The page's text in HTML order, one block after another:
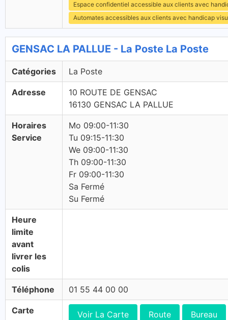
Espace confidentiel accessible aux clients avec
Automates accessibles aux clients avec handicap
GENSAC LA PALLUE - La Poste La Poste
Catégories La Poste
Adresse
10 ROUTE DE GENSAC
16130 GENSAC LA PALLUE
Horaires
Service
Mo 09:00-11:30
Tu 09:15-11:30
We 09:00-11:30
Th 09:00-11:30
Fr 09:00-11:30
Sa Fermé
Su Fermé
Heure
limite
avant
livrer les
colis
Téléphone 01 55 44 00 00
Carte Voir La Carte Route Bureau